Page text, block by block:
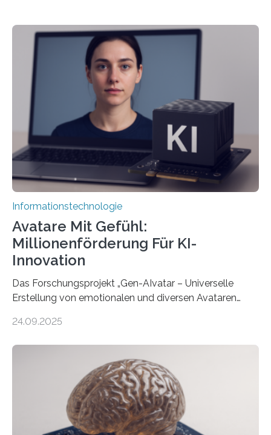
Informationstechnologie
Avatare Mit Gefühl:
Millionenförderung Für KI-
Innovation
Das Forschungsprojekt „Gen-AIvatar – Universelle
Erstellung von emotionalen und diversen Avataren
Förderung in Höhe von rund 2 Millionen Euro. Dabei
der MindPort GmbH eine neuartige, KI-gestützte
Lösung zur Erzeugung von Emotionen für realistische
Avatare. Gen-AIvatar entwickelt innovative und
kosteneffiziente Methoden, um lebensechte Avatare zu
erstellen. „Besonders wichtig ist uns eine ganzheitliche
24.09.2025